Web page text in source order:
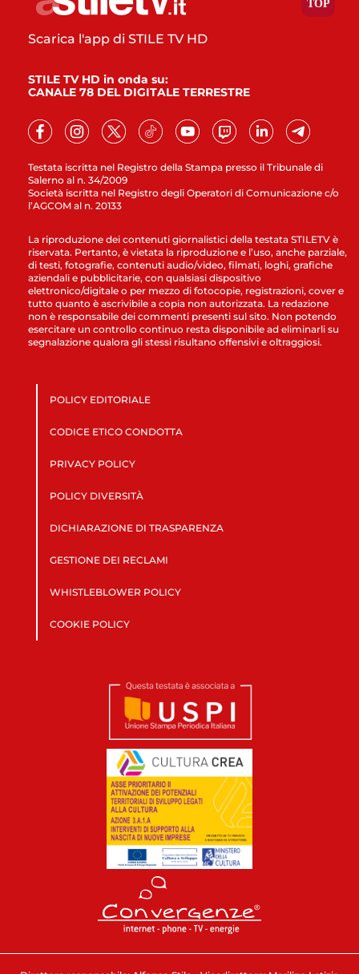
Testata iscritta nel Registro della Stampa presso il Tribunale di
Salerno al n. 34/2009
Società iscritta nel Registro degli Operatori di Comunicazione c/o
l’AGCOM al n. 20133
Scarica l'app di STILE TV HD
STILE TV HD in onda su:
CANALE 78 DEL DIGITALE TERRESTRE
La riproduzione dei contenuti giornalistici della testata STILETV è
riservata. Pertanto, è vietata la riproduzione e l’uso, anche parziale,
di testi, fotografie, contenuti audio/video, filmati, loghi, grafiche
aziendali e pubblicitarie, con qualsiasi dispositivo
elettronico/digitale o per mezzo di fotocopie, registrazioni, cover e
tutto quanto è ascrivibile a copia non autorizzata. La redazione
non è responsabile dei commenti presenti sul sito. Non potendo
esercitare un controllo continuo resta disponibile ad eliminarli su
segnalazione qualora gli stessi risultano offensivi e oltraggiosi.
POLICY EDITORIALE
CODICE ETICO CONDOTTA
PRIVACY POLICY
POLICY DIVERSITÀ
DICHIARAZIONE DI TRASPARENZA
GESTIONE DEI RECLAMI
WHISTLEBLOWER POLICY
COOKIE POLICY